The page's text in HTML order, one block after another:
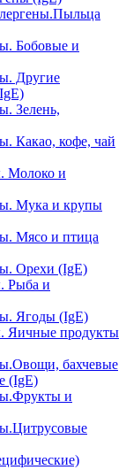
Бобовые и
Другие
Зелень,
Какао, кофе, чай
Молоко и
Мука и крупы
Мясо и птица
Орехи (IgE)
Рыба и
Ягоды (IgE)
Яичные продукты
бахчевые
(IgE)
и